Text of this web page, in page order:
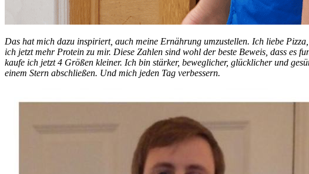
Das hat mich dazu inspiriert, auch meine Ernährung umzustellen. Ich liebe
ich jetzt mehr Protein zu mir. Diese Zahlen sind wohl der beste Beweis, dass
kaufe ich jetzt 4 Größen kleiner. Ich bin stärker, beweglicher, glücklicher und
einem Stern abschließen. Und mich jeden Tag verbessern.